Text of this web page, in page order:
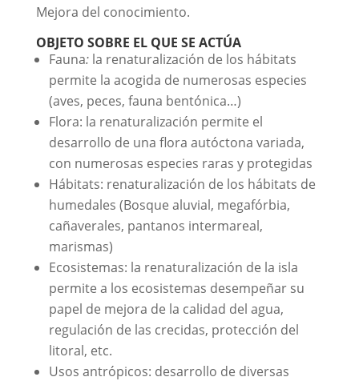
Mejora del conocimiento.
OBJETO SOBRE EL QUE SE ACTÚA
Fauna:la renaturalización de los hábitats
permite la acogida de numerosas especies
(aves, peces, fauna bentónica…)
Flora: la renaturalización permite el
desarrollo de una flora autóctona variada,
con numerosas especies raras y protegidas
Hábitats: renaturalización de los hábitats de
humedales (Bosque aluvial, megafórbia,
cañaverales, pantanos intermareal,
marismas)
Ecosistemas: la renaturalización de la isla
permite a los ecosistemas desempeñar su
papel de mejora de la calidad del agua,
regulación de las crecidas, protección del
litoral, etc.
Usos antrópicos: desarrollo de diversas